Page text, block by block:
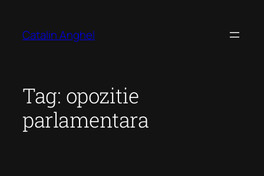
content
Catalin Anghel
Tag: opozitie
parlamentara